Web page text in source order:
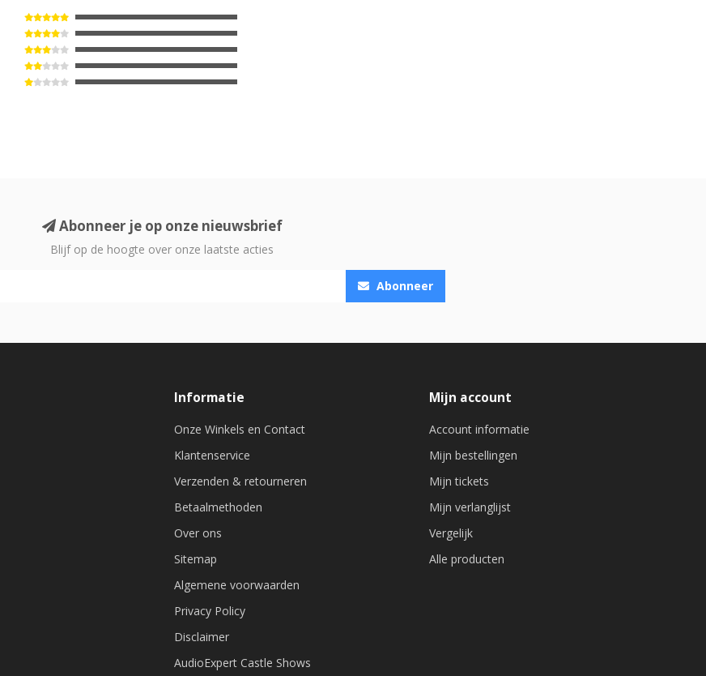
Abonneer je op onze nieuwsbrief
Blijf op de hoogte over onze laatste acties
Abonneer
Informatie
Onze Winkels en Contact
Klantenservice
Verzenden & retourneren
Betaalmethoden
Over ons
Sitemap
Algemene voorwaarden
Privacy Policy
Disclaimer
AudioExpert Castle Shows
Mijn account
Account informatie
Mijn bestellingen
Mijn tickets
Mijn verlanglijst
Vergelijk
Alle producten